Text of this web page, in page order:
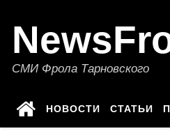
СМИ Фрола Тарновского
НОВОСТИ СТАТЬИ